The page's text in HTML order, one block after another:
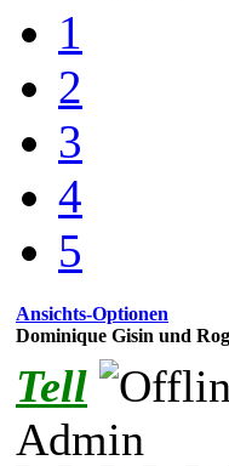
1
2
3
4
5
Ansichts-Optionen
Dominique Gisin und
Tell
Admin